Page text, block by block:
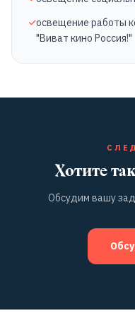
освещение работы
"Виват кино Россия!"
Хотите
Обсудим вашу